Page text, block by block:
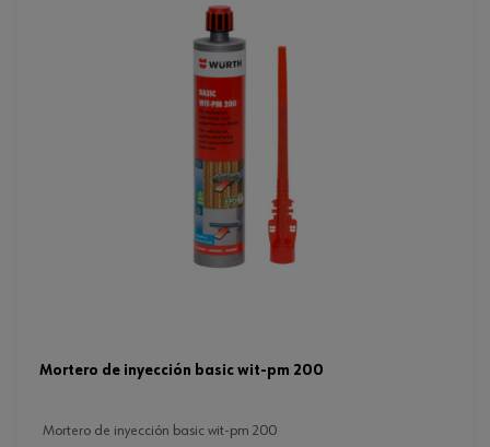
mortero de inyección basic wit-pm 200
mortero de inyección basic wit-pm 200